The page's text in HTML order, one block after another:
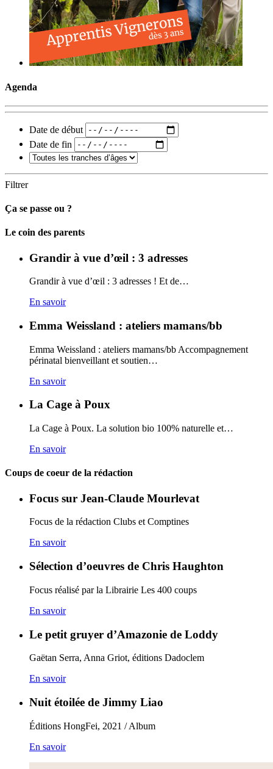
Agenda
Date de début
Date de fin
Filtrer
Ça se passe ou ?
Carto
Le coin des parents
Grandir à vue d’œil : 3 adresses
Grandir à vue d’œil : 3 adresses ! Et de…
En savoir
Emma Weissland : ateliers mamans/bb
Emma Weissland : ateliers mamans/bb Accompagnement
périnatal bienveillant et soutien…
En savoir
La Cage à Poux
La Cage à Poux. La solution bio 100% naturelle et…
En savoir
Coups de coeur de la rédaction
Focus sur Jean-Claude Mourlevat
Focus de la rédaction Clubs et Comptines
En savoir
Sélection d’oeuvres de Chris Haughton
Focus réalisé par la Librairie Les 400 coups
En savoir
Le petit gruyer d’Amazonie de Loddy
Gaëtan Serra, Anna Griot, éditions Dadoclem
En savoir
Nuit étoilée de Jimmy Liao
Éditions HongFei, 2021 / Album
En savoir